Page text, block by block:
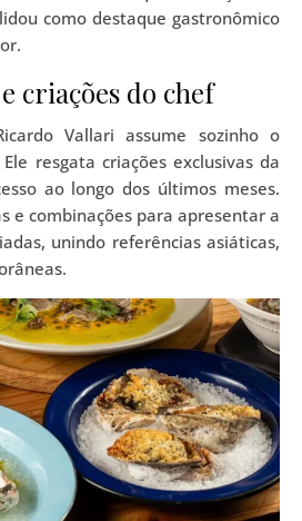
como destaque gastronômico
criações do chef
Vallari assume sozinho o
resgata criações exclusivas da
ao longo dos últimos meses.
e combinações para apresentar a
unindo referências asiáticas,